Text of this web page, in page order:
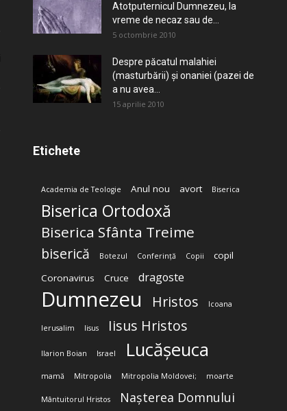
Atotputernicul Dumnezeu, la
vreme de necaz sau de...
5 octombrie 2010
Despre păcatul malahiei
(masturbării) şi onaniei (pazei de
a nu avea...
15 aprilie 2010
Etichete
Academia de Teologie Anul nou avort Biserica
Biserica Ortodoxă
Biserica Sfânta Treime
biserică Botezul Conferință Copii
copil
Coronavirus
Cruce dragoste
Dumnezeu Hristos Icoana
Ierusalim Iisus Iisus Hristos
Ilarion Boian Israel Lucășeuca
mamă Mitropolia Mitropolia Moldovei; moarte
Mântuitorul Hristos Nașterea Domnului